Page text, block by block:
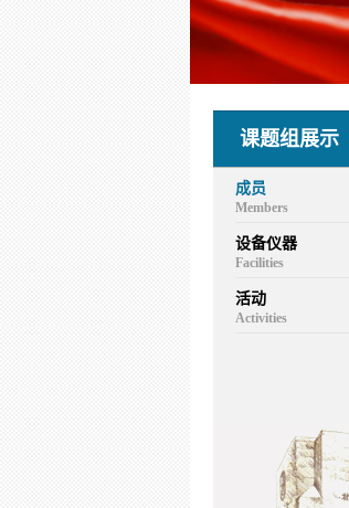
课题组展示
成员
Members
设备仪器
Facilities
活动
Activities